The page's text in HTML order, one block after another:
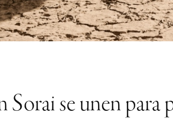
se unen para